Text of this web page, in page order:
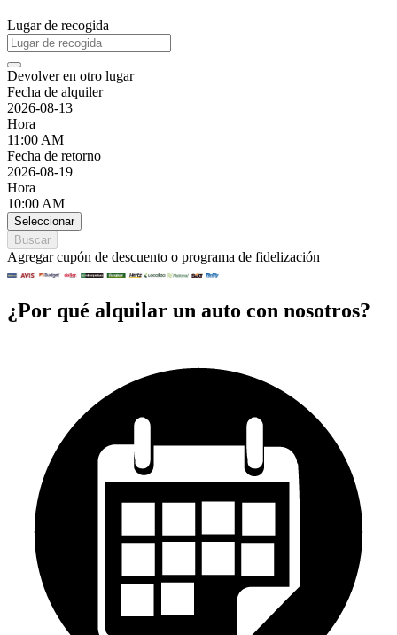
Lugar de recogida
Devolver en otro lugar
Fecha de alquiler
2026-08-13
Hora
11:00 AM
Fecha de retorno
2026-08-19
Hora
10:00 AM
Seleccionar
Buscar
Agregar cupón de descuento o programa de fidelización
¿Por qué alquilar un auto con nosotros?